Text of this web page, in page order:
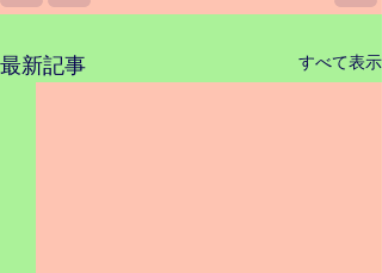
最新記事 すべて表示